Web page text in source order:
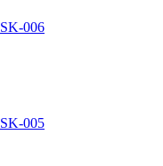
006
005